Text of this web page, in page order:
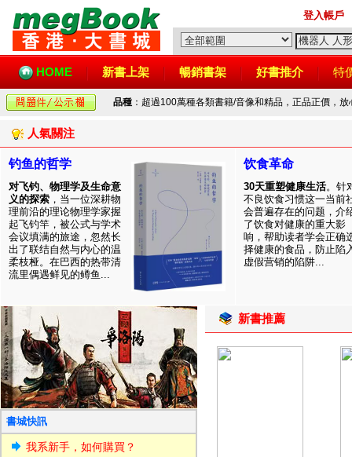
登入帳戶
HOME 新書上架 暢銷書架 好書推介 特
品種 ：超過100萬種各類書籍/音像和精品，正品正價，
人氣關注
钓鱼的哲学
对飞钓、物理学及生命意
义的探索 ，当一位深耕物
理前沿的理论物理学家握
起飞钓竿，被公式与学术
会议填满的旅途，忽然长
出了联结自然与内心的温
柔枝桠。在巴西的热带清
流里偶遇鲜见的鳟鱼...
饮食革命
30天重塑健康生活。针
不良饮食习惯这一当前
会普遍存在的问题，介
了饮食对健康的重大影
响，帮助读者学会正确
择健康的食品，防止陷
虚假营销的陷阱...
書城快訊
我系新手，如何購買？
新書推薦